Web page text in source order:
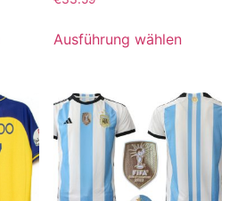
mit
von 5
Ausführung wählen